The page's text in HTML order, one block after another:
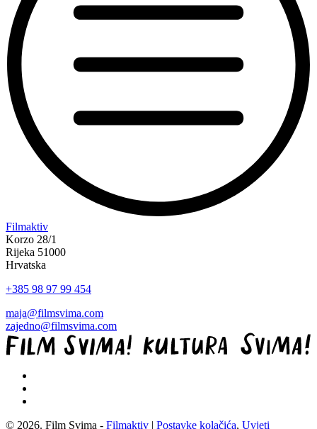
“Koke
svima
—
inkluzivna
svima
Kino
Mediteran
projekcija
u
kinu
Bačvice”
Filmaktiv
Korzo 28/1
Rijeka 51000
Hrvatska
+385 98 97 99 454
maja@filmsvima.com
zajedno@filmsvima.com
© 2026. Film Svima - Filmaktiv | Postavke kolačića, Uvjeti